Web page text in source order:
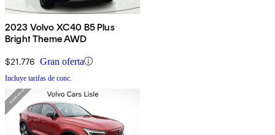
2023 Volvo XC40 B5 Plus
Bright Theme AWD
$21,776 Gran oferta
Incluye tarifas de conc.